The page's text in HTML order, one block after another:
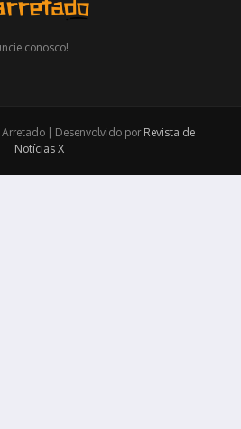
conosco!
| Desenvolvido por Revista de
Notícias X